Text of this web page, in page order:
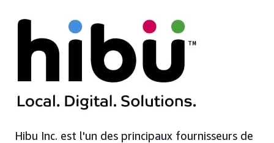
Hibu Inc. est l'un des principaux fournisseurs de